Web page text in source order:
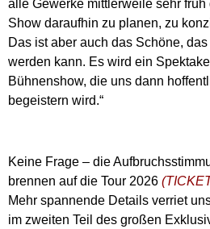
alle Gewerke mittlerweile sehr
Show daraufhin zu planen, zu
Das ist aber auch das Schöne,
werden kann. Es wird ein
Bühnenshow, die uns dann
begeistern wird.“
Keine Frage – die
brennen auf die Tour 2026
Mehr spannende Details verriet
im zweiten Teil des großen